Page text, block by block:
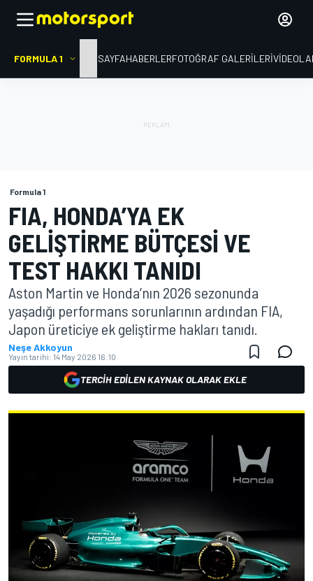
FORMULA 1 ANA SAYFAHABERLERFOTOĞRAF GALERILERI
Formula 1
FIA, HONDA’YA EK
GELIŞTIRME BÜTÇESI VE
TEST HAKKI TANIDI
Aston Martin ve Honda’nın 2026 sezonunda
yaşadığı performans sorunlarının ardından FIA,
Japon üreticiye ek geliştirme hakları tanıdı.
Neşe Akkoyun
Yayın tarihi: 14 May 2026 16:10
TERCIH EDILEN KAYNAK OLARAK EKLE